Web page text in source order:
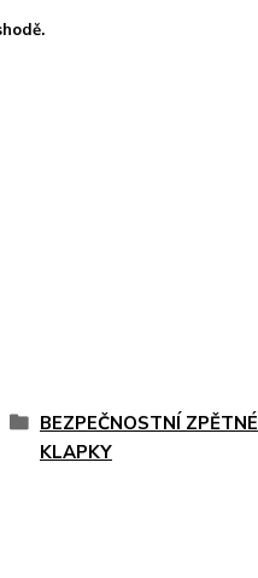
BEZPEČNOSTNÍ ZPĚTNÉ
KLAPKY